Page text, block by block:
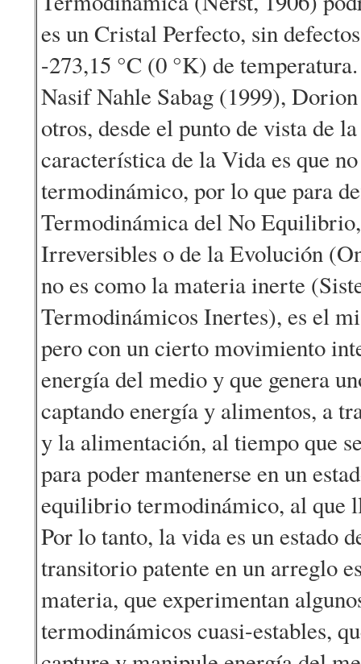
es un Cristal Perfecto, sin
-273,15 °C (0 °K) de
Nasif Nahle Sabag (1999),
otros, desde el punto de vista de
característica de la Vida es que
termodinámico, por lo que para
Termodinámica del No
Irreversibles o de la Evolución
no es como la materia inerte
Termodinámicos Inertes), es el
pero con un cierto movimiento
energía del medio y que genera
captando energía y alimentos, a
y la alimentación, al tiempo que
para poder mantenerse en un
equilibrio termodinámico, al que
Por lo tanto, la vida es un estado
transitorio patente en un arreglo
materia, que experimentan
termodinámicos cuasi-estables,